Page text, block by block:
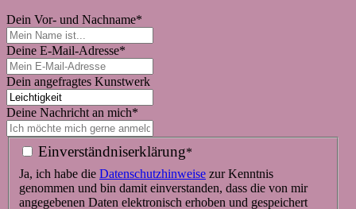
Dein Vor- und Nachname*
Deine E-Mail-Adresse*
Dein angefragtes Kunstwerk
Deine Nachricht an mich*
Einverständniserklärung*
Ja, ich habe die Datenschutz­hinweise zur Kenntnis
genommen und bin damit einverstanden, dass die von mir
angegebenen Daten elektronisch erhoben und gespeichert